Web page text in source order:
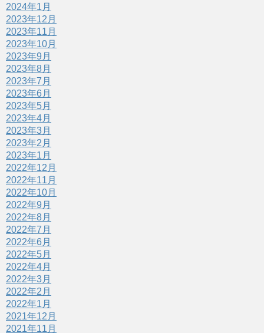
2024年1月
2023年12月
2023年11月
2023年10月
2023年9月
2023年8月
2023年7月
2023年6月
2023年5月
2023年4月
2023年3月
2023年2月
2023年1月
2022年12月
2022年11月
2022年10月
2022年9月
2022年8月
2022年7月
2022年6月
2022年5月
2022年4月
2022年3月
2022年2月
2022年1月
2021年12月
2021年11月